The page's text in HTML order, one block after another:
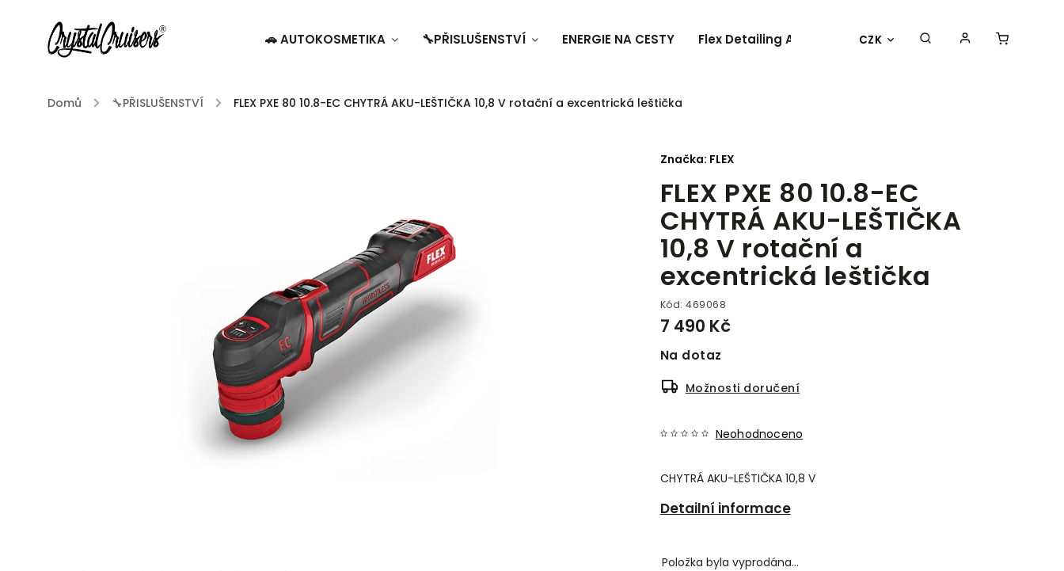
CZK
🚗 AUTOKOSMETIKA 🔧PŘISLUŠENSTVÍ ENERGIE NA CESTY Flex Detailing Academy 2025 BESTSELLER OBLEČENÍ
Domů / 🔧PŘISLUŠENSTVÍ / FLEX PXE 80 10.8-EC CHYTRÁ AKU-LEŠTIČKA 10,8 V rotační a excentrická leštička
FLEX PXE 80 10.8-EC
CHYTRÁ AKU-LEŠTIČKA
10,8 V rotační a
excentrická leštička
Kód: 469068
7 490 Kč
Na dotaz
Možnosti doručení
Neohodnoceno
CHYTRÁ AKU-LEŠTIČKA 10,8 V
Detailní informace
Značka: FLEX
Položka byla vyprodána…